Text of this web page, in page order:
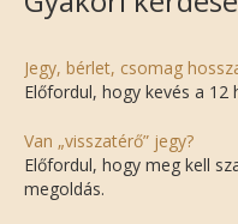
Jegy, bérlet, csomag
Előfordul, hogy kevés a
Van „visszatérő” jegy?
Előfordul, hogy meg kell
megoldás.